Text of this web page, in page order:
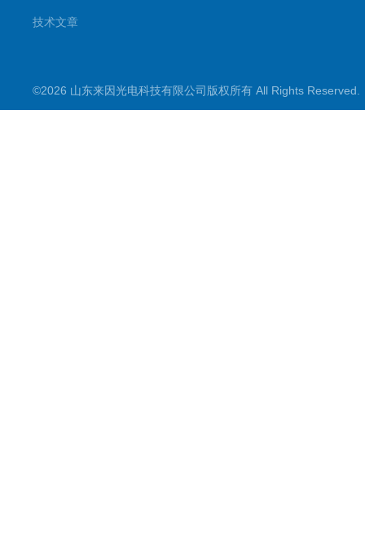
技术文章
©2026 山东来因光电科技有限公司版权所有 All Rights